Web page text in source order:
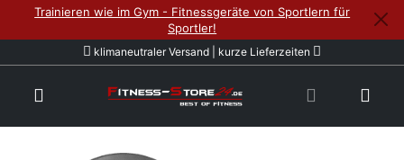
Trainieren wie im Gym - Fitnessgeräte von Sportlern für
Sportler!
klimaneutraler Versand | kurze Lieferzeiten